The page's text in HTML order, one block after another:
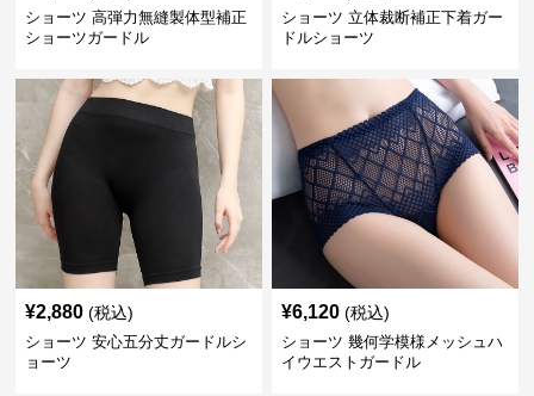
ショーツ 高弾力無縫製体型補正
ショーツガードル
ショーツ 立体裁断補正下着ガー
ドルショーツ
¥2,880 (税込)
ショーツ 安心五分丈ガードルシ
ョーツ
¥6,120 (税込)
ショーツ 幾何学模様メッシュハ
イウエストガードル